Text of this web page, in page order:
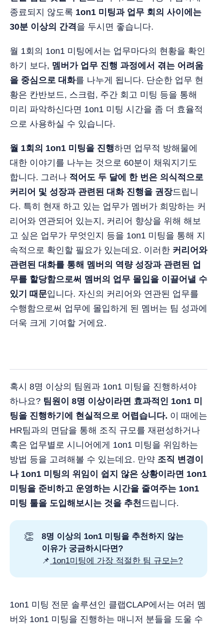
종료되지 않도록 1on1 미팅과 업무 회의 사이에는
30분 이상의 간격 을 두시면 좋습니다.
월 1회의 1on1 미팅에서는 업무마다의 현황을 확인
하기 보다, 멤버가 업무 진행 과정에서 겪는 어려움
을 중심으로 대화를 나누게 됩니다. 단순한 업무 현
황은 칸반보드, 스크럼, 주간 회고 미팅 등을 통해
미리 파악하신다면 1on1 미팅 시간을 좀 더 효율적
으로 사용하실 수 있습니다.
월 1회의 1on1 미팅을 진행하면 업무적 방해물에
대한 이야기를 나누는 것으로 60분이 채워지기도
합니다. 그러나 적어도 두 달에 한 번은 의식적으로
커리어 및 성장과 관련된 대화 진행을 권장드립니
다. 특히 현재 하고 있는 업무가 멤버가 희망하는 커
리어와 연관되어 있는지, 커리어 향상을 위해 해보
고 싶은 업무가 무엇인지 등을 1on1 미팅을 통해 지
속적으로 확인할 필요가 있는데요. 이러한 커리어와
관련된 대화를 통해 멤버의 역량 성장과 관련된 업
무를 할당함으로써 멤버의 업무 몰입을 이끌어낼 수
있기 때문입니다. 자신의 커리어와 연관된 업무를
수행함으로써 업무에 몰입하게 된 멤버는 팀 성과에
더욱 크게 기여할 거에요.
혹시 8명 이상의 팀원과 1on1 미팅을 진행하셔야
하나요? 팀원이 8명 이상이라면 효과적인 1on1 미
팅을 진행하기에 현실적으로 어렵습니다. 이 때에는
HR팀과의 면담을 통해 조직 규모를 재편성하거나
혹은 업무별로 시니어에게 1on1 미팅을 위임하는
방법 등을 고려해볼 수 있는데요. 만약 조직 변경이
나 1on1 미팅의 위임이 쉽지 않은 상황이라면 1on1
미팅을 준비하고 운영하는 시간을 줄여주는 1on1
미팅 툴을 도입해보시는 것을 추천 드립니다.
👏
8명 이상의 1on1 미팅을 추천하지 않는
이유가 궁금하시다면?
📌 1on1미팅에 가장 적절한 팀 규모는?
1on1 미팅 전문 솔루션인 클랩CLAP에서는 여러 멤
버와 1on1 미팅을 진행하는 매니저 분들을 도울 수